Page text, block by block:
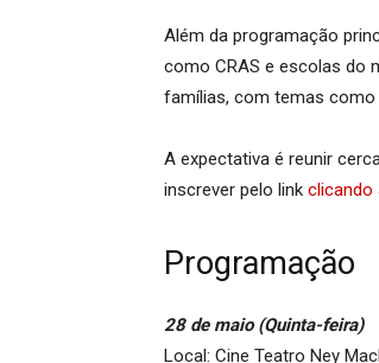
Além da programação
como CRAS e escolas do
famílias, com temas como
A expectativa é reunir
inscrever pelo link clicando
Programação
28 de maio (Quinta-feira)
Local: Cine Teatro Ney